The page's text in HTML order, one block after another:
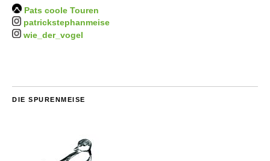
Pats coole Touren
patrickstephanmeise
wie_der_vogel
DIE SPURENMEISE